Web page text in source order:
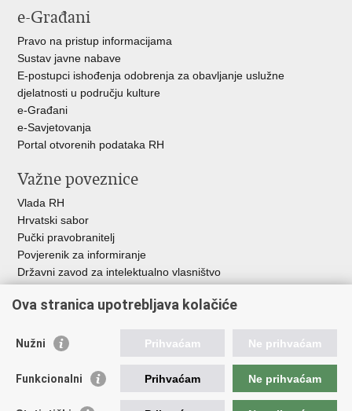
e-Građani
Pravo na pristup informacijama
Sustav javne nabave
E-postupci ishođenja odobrenja za obavljanje uslužne
djelatnosti u području kulture
e-Građani
e-Savjetovanja
Portal otvorenih podataka RH
Važne poveznice
Vlada RH
Hrvatski sabor
Pučki pravobranitelj
Povjerenik za informiranje
Državni zavod za intelektualno vlasništvo
HAKOM
Ostale poveznice
Hrvatski audiovizualni centar
Ova stranica upotrebljava kolačiće
Nužni Prihvaćam Ne prihvaćam
Funkcionalni Prihvaćam Ne prihvaćam